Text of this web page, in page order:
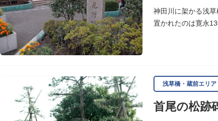
神田川に架かる浅
置かれたのは寛永
浅草橋・蔵前エリア
首尾の松跡